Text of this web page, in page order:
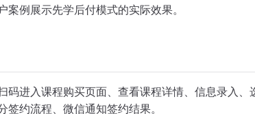
案例展示先学后付模式的实际效果。
码进入课程购买页面、查看课程详情、信息录入、
签约流程、微信通知签约结果。